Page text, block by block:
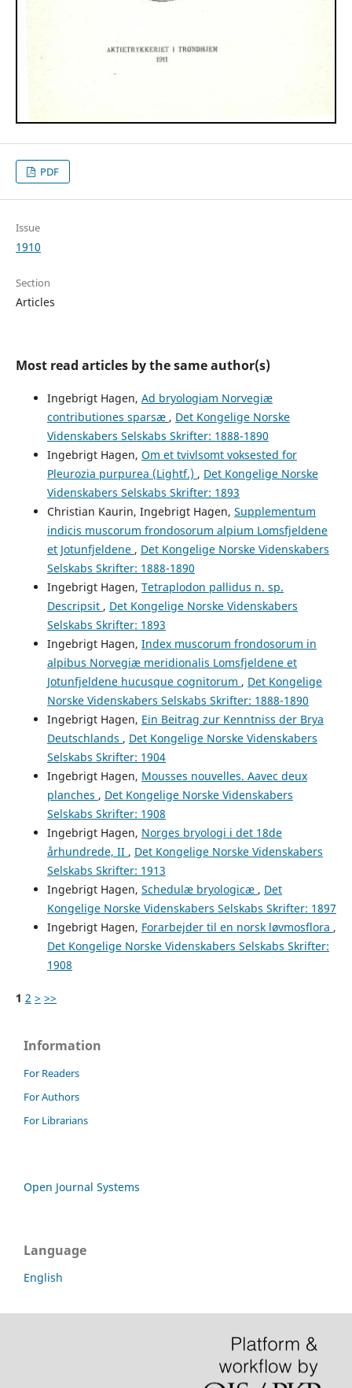
PDF
Issue
1910
Section
Articles
Most read articles by the same author(s)
Ingebrigt Hagen, Ad bryologiam Norvegiæ
contributiones sparsæ , Det Kongelige Norske
Videnskabers Selskabs Skrifter: 1888-1890
Ingebrigt Hagen, Om et tvivlsomt voksested for
Pleurozia purpurea (Lightf.) , Det Kongelige Norske
Videnskabers Selskabs Skrifter: 1893
Christian Kaurin, Ingebrigt Hagen, Supplementum
indicis muscorum frondosorum alpium Lomsfjeldene
et Jotunfjeldene , Det Kongelige Norske Videnskabers
Selskabs Skrifter: 1888-1890
Ingebrigt Hagen, Tetraplodon pallidus n. sp.
Descripsit , Det Kongelige Norske Videnskabers
Selskabs Skrifter: 1893
Ingebrigt Hagen, Index muscorum frondosorum in
alpibus Norvegiæ meridionalis Lomsfjeldene et
Jotunfjeldene hucusque cognitorum , Det Kongelige
Norske Videnskabers Selskabs Skrifter: 1888-1890
Ingebrigt Hagen, Ein Beitrag zur Kenntniss der Brya
Deutschlands , Det Kongelige Norske Videnskabers
Selskabs Skrifter: 1904
Ingebrigt Hagen, Mousses nouvelles. Aavec deux
planches , Det Kongelige Norske Videnskabers
Selskabs Skrifter: 1908
Ingebrigt Hagen, Norges bryologi i det 18de
århundrede, II , Det Kongelige Norske Videnskabers
Selskabs Skrifter: 1913
Ingebrigt Hagen, Schedulæ bryologicæ , Det
Kongelige Norske Videnskabers Selskabs Skrifter: 1897
Ingebrigt Hagen, Forarbejder til en norsk løvmosflora ,
Det Kongelige Norske Videnskabers Selskabs Skrifter:
1908
1 2 > >>
Information
For Readers
For Authors
For Librarians
Open Journal Systems
Language
English